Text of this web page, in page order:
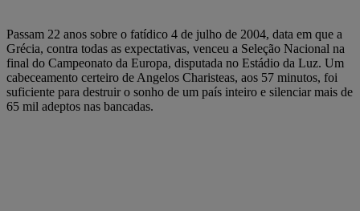
Passam 22 anos sobre o fatídico 4 de julho de 2004, data em que a
Grécia, contra todas as expectativas, venceu a Seleção Nacional na
final do Campeonato da Europa, disputada no Estádio da Luz. Um
cabeceamento certeiro de Angelos Charisteas, aos 57 minutos, foi
suficiente para destruir o sonho de um país inteiro e silenciar mais de
65 mil adeptos nas bancadas.